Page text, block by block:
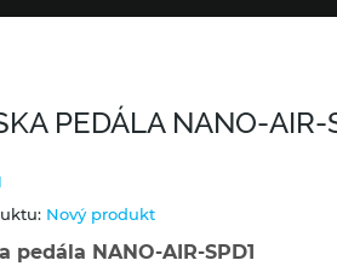
PEDÁLA NANO-AIR-
Nový produkt
pedála NANO-AIR-SPD1